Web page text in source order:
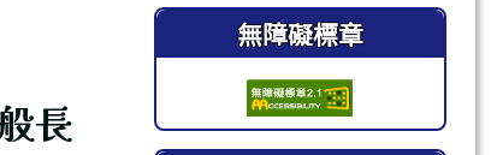
長
右邊區域內容
無障礙標章